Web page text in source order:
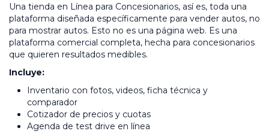
Una tienda en Línea para Concesionarios, así es, toda una
plataforma diseñada específicamente para vender autos, no
para mostrar autos. Esto no es una página web. Es una
plataforma comercial completa, hecha para concesionarios
que quieren resultados medibles.
Incluye:
Inventario con fotos, videos, ficha técnica y
comparador
Cotizador de precios y cuotas
Agenda de test drive en línea